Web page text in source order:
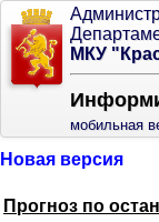
МКУ
мобильная
Новая версия
Прогноз по